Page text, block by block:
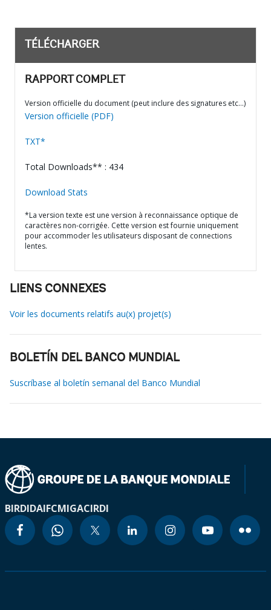
TÉLÉCHARGER
RAPPORT COMPLET
Version officielle du document (peut inclure des signatures etc…)
Version officielle (PDF)
TXT*
Total Downloads** : 434
Download Stats
*La version texte est une version à reconnaissance optique de
caractères non-corrigée. Cette version est fournie uniquement
pour accommoder les utilisateurs disposant de connections
lentes.
LIENS CONNEXES
Voir les documents relatifs au(x) projet(s)
BOLETÍN DEL BANCO MUNDIAL
Suscríbase al boletín semanal del Banco Mundial
BIRDIDAIFCMIGACIRDI